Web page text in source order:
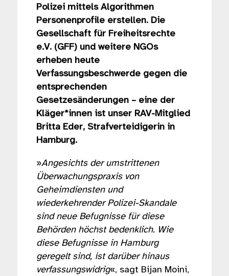
Polizei mittels Algorithmen
Personenprofile erstellen. Die
Gesellschaft für Freiheitsrechte
e.V. (GFF) und weitere NGOs
erheben heute
Verfassungsbeschwerde gegen die
entsprechenden
Gesetzesänderungen – eine der
Kläger*innen ist unser RAV-Mitglied
Britta Eder, Strafverteidigerin in
Hamburg.
»Angesichts der umstrittenen
Überwachungspraxis von
Geheimdiensten und
wiederkehrender Polizei-Skandale
sind neue Befugnisse für diese
Behörden höchst bedenklich. Wie
diese Befugnisse in Hamburg
geregelt sind, ist darüber hinaus
verfassungswidrig«, sagt Bijan Moini,